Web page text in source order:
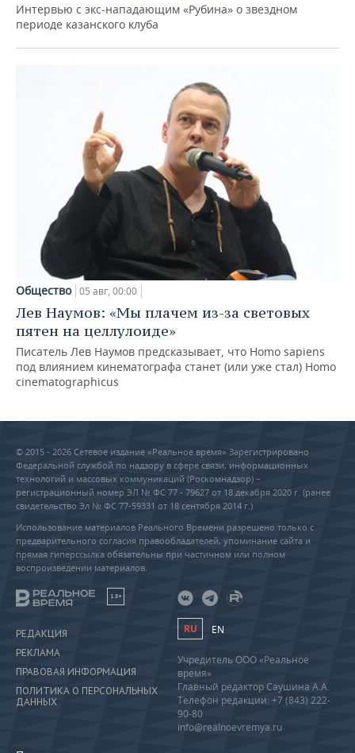
Интервью с экс-нападающим «Рубина» о звездном
периоде казанского клуба
Общество 05 авг, 00:00
Лев Наумов: «Мы плачем из-за световых
пятен на целлулоиде»
Писатель Лев Наумов предсказывает, что Homo sapiens
под влиянием кинематографа станет (или уже стал) Homo
cinematographicus
© 2015 - 2026 Сетевое издание «Реальное время» Зарегистрировано
Федеральной службой по надзору в сфере связи, информационных
технологий и массовых коммуникаций (Роскомнадзор) –
регистрационный номер ЭЛ № ФС 77 - 79627 от 18 декабря 2020 г. (ранее
свидетельство Эл № ФС 77-59331 от 18 сентября 2014 г.)
Использование материалов Реального Времени разрешено только с
предварительного согласия правообладателей, упоминание сайта и
прямая гиперссылка обязательны при частичном или полном
воспроизведении материалов.
18+
РЕДАКЦИЯ
РЕКЛАМА
ПРАВОВАЯ ИНФОРМАЦИЯ
ПОЛИТИКА О ПЕРСОНАЛЬНЫХ
ДАННЫХ
RU EN
Учредитель ООО «Реальное
время»
Главный редактор Саушина А.А.
Телефон редакции: +7 (843) 222-
90-80
info@realnoevremya.ru